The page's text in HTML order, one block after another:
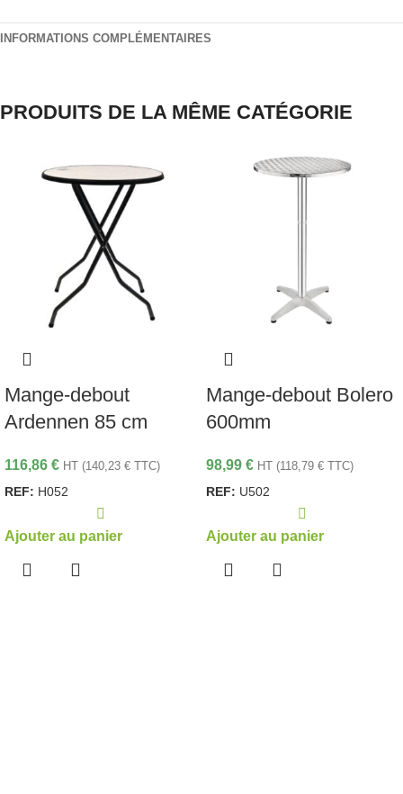
INFORMATIONS COMPLÉMENTAIRES
PRODUITS DE LA MÊME CATÉGORIE
Mange-debout
Ardennen 85 cm
116,86 € HT (140,23 € TTC)
REF: H052
Ajouter au panier
Mange-debout Bolero
600mm
98,99 € HT (118,79 € TTC)
REF: U502
Ajouter au panier